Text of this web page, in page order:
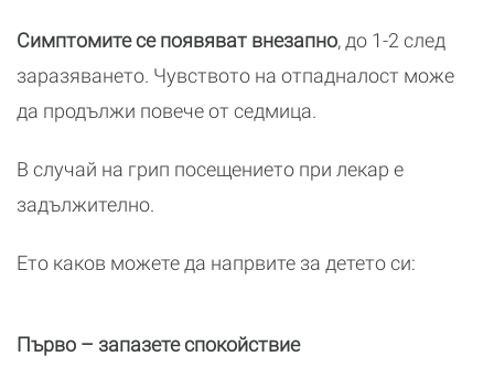
Симптомите се появяват внезапно, до 1-2 след
заразяването. Чувството на отпадналост може
да продължи повече от седмица.
В случай на грип посещението при лекар е
задължително.
Ето каков можете да напрвите за детето си:
Първо – запазете спокойствие